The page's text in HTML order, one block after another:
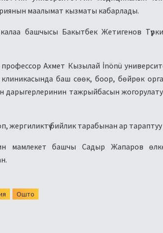
маалымат кызматы кабарлады.
башчысы Бакытбек Жетигенов
профессор Ахмет Кызылай İnönü
баш сөөк, боор, бөйрөк
дарыгерлеринин тажрыйбасын
жергиликтүү бийлик тарабынан ар
мамлекет башчы Садыр Жапаров
Ошто